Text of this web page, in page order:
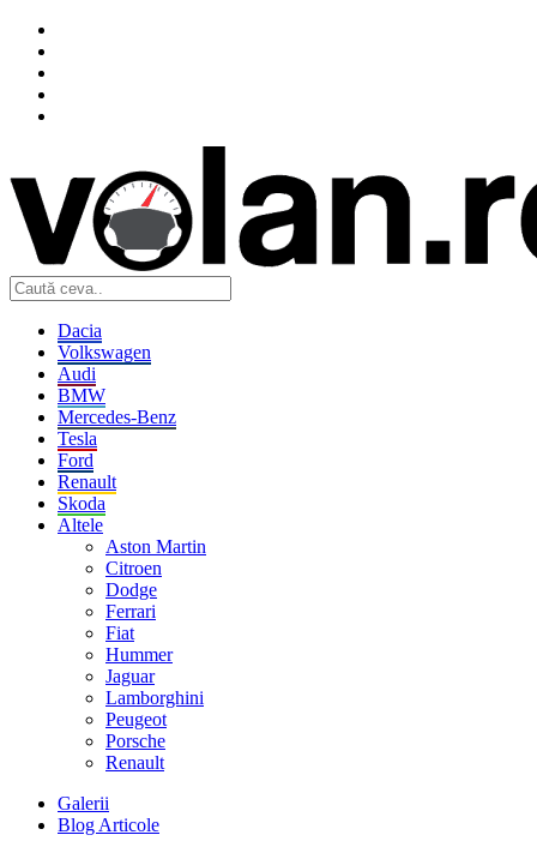
Dacia
Volkswagen
Audi
BMW
Mercedes-Benz
Tesla
Ford
Renault
Skoda
Altele
Aston Martin
Citroen
Dodge
Ferrari
Fiat
Hummer
Jaguar
Lamborghini
Peugeot
Porsche
Renault
Galerii
Blog Articole